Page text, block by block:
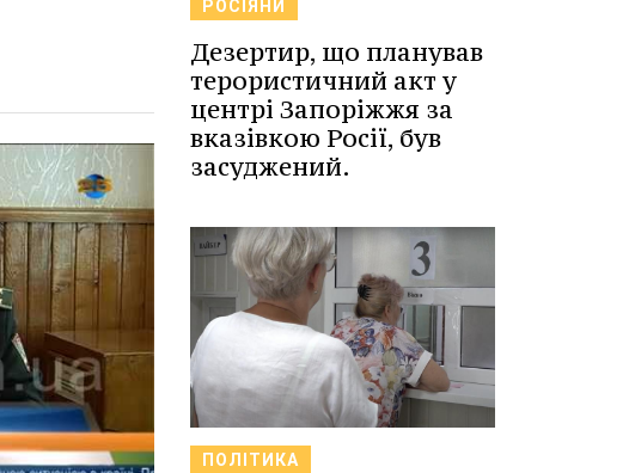
РОСІЯНИ
Дезертир, що планував
терористичний акт у
центрі Запоріжжя за
вказівкою Росії, був
засуджений.
ПОЛІТИКА